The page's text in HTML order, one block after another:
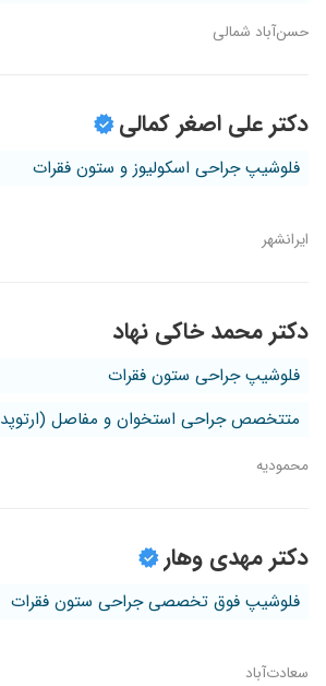
حسن‌آباد شمالی
دکتر علی اصغر کمالی
فلوشیپ جراحی اسکولیوز و ستون فقرات
ایرانشهر
دکتر محمد خاکی نهاد
فلوشیپ جراحی ستون فقرات
متتخصص جراحی استخوان و مفاصل
محمودیه
دکتر مهدی وهار
فلوشیپ فوق تخصصی جراحی ستون فقرات
سعادت‌آباد